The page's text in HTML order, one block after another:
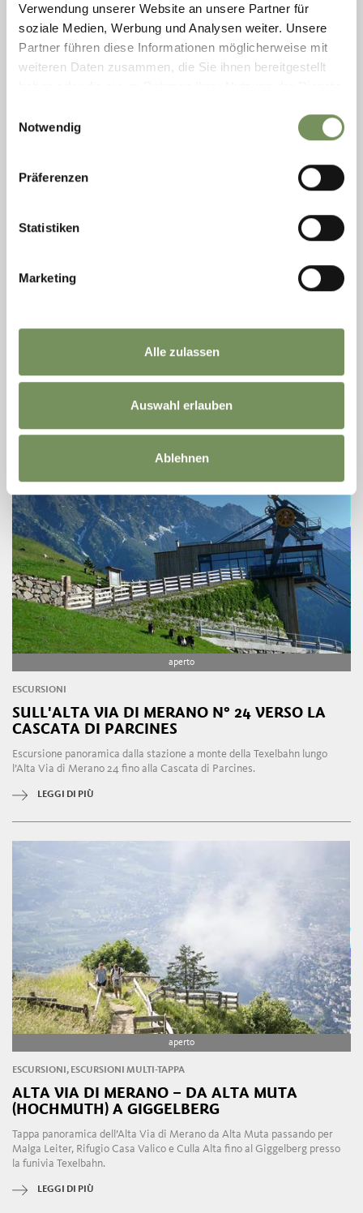
Verwendung unserer Website an unsere Partner für
soziale Medien, Werbung und Analysen weiter. Unsere
Partner führen diese Informationen möglicherweise mit
weiteren Daten zusammen, die Sie ihnen bereitgestellt
Notwendig
Präferenzen
Statistiken
Marketing
Alle zulassen
Auswahl erlauben
Ablehnen
ALPINO DELLA CASCATA
Escursione panoramica dalla stazione a monte della Texelbahn lungo
l’Alta Via di Merano 24 e discesa sul sentiero alpino della Cascata fino
alla stazione a valle.
aperto
ESCURSIONI
SULL'ALTA VIA DI MERANO N° 24 VERSO LA
CASCATA DI PARCINES
Escursione panoramica dalla stazione a monte della Texelbahn lungo
l’Alta Via di Merano 24 fino alla Cascata di Parcines.
LEGGI DI PIÙ
aperto
ESCURSIONI, ESCURSIONI MULTI-TAPPA
ALTA VIA DI MERANO – DA ALTA MUTA
(HOCHMUTH) A GIGGELBERG
Tappa panoramica dell’Alta Via di Merano da Alta Muta passando per
Malga Leiter, Rifugio Casa Valico e Culla Alta fino al Giggelberg presso
la funivia Texelbahn.
LEGGI DI PIÙ